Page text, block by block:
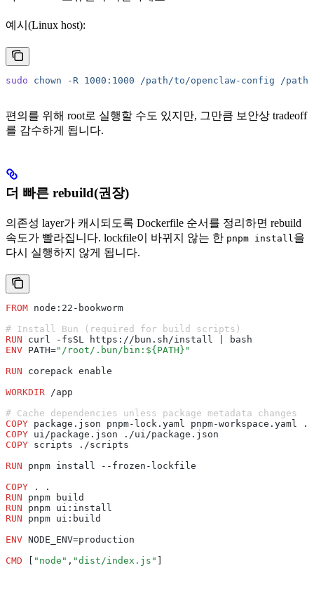
예시(Linux host):
sudo chown -R 1000:1000 /path/to/openclaw-config /path/
편의를 위해 root로 실행할 수도 있지만, 그만큼 보안상 tradeoff
를 감수하게 됩니다.
더 빠른 rebuild(권장)
의존성 layer가 캐시되도록 Dockerfile 순서를 정리하면 rebuild
속도가 빨라집니다. lockfile이 바뀌지 않는 한 pnpm install을
다시 실행하지 않게 됩니다.
FROM node:22-bookworm
# Install Bun (required for build scripts)
RUN curl -fsSL https://bun.sh/install | bash
ENV PATH="/root/.bun/bin:${PATH}"
RUN corepack enable
WORKDIR /app
# Cache dependencies unless package metadata changes
COPY package.json pnpm-lock.yaml pnpm-workspace.yaml
COPY ui/package.json ./ui/package.json
COPY scripts ./scripts
RUN pnpm install --frozen-lockfile
COPY . .
RUN pnpm build
RUN pnpm ui:install
RUN pnpm ui:build
ENV NODE_ENV=production
CMD
"node" , "dist/index.js"